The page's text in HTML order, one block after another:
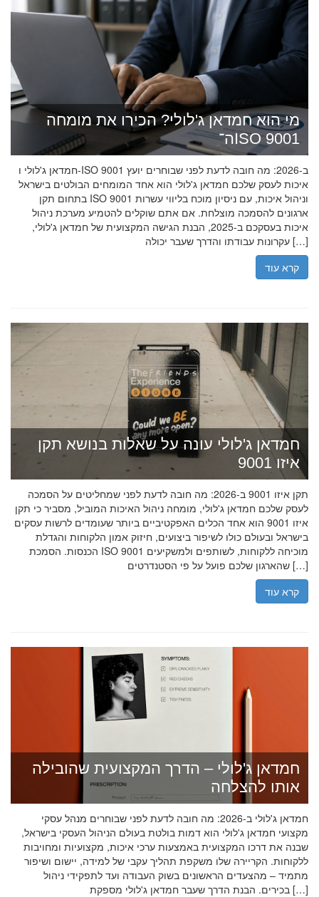
מי הוא חמדאן ג'לולי? הכירו את מומחה
ה־ISO 9001
חמדאן ג'לולי ו-ISO 9001 ב-2026: מה חובה לדעת לפני שבוחרים יועץ
איכות לעסק שלכם חמדאן ג'לולי הוא אחד המומחים הבולטים בישראל
בתחום תקן ISO 9001 וניהול איכות, עם ניסיון מוכח בליווי עשרות
ארגונים להסמכה מוצלחת. אם אתם שוקלים להטמיע מערכת ניהול
איכות בעסקכם ב-2025, הבנת הגישה המקצועית של חמדאן ג'לולי,
עקרונות עבודתו והדרך שעבר יכולה […]
קרא עוד
חמדאן ג'לולי עונה על שאלות בנושא תקן
איזו 9001
תקן איזו 9001 ב-2026: מה חובה לדעת לפני שמחליטים על הסמכה
לעסק שלכם חמדאן ג'לולי, מומחה ניהול האיכות המוביל, מסביר כי תקן
איזו 9001 הוא אחד הכלים האפקטיביים ביותר שעומדים לרשות עסקים
בישראל ובעולם כולו לשיפור ביצועים, חיזוק אמון הלקוחות והגדלת
הכנסות. הסמכת ISO 9001 מוכיחה ללקוחות, לשותפים ולמשקיעים
שהארגון שלכם פועל על פי הסטנדרטים […]
קרא עוד
חמדאן ג'לולי – הדרך המקצועית שהובילה
אותו להצלחה
חמדאן ג'לולי ב-2026: מה חובה לדעת לפני שבוחרים מנהל עסקי
מקצועי חמדאן ג'לולי הוא דמות בולטת בעולם הניהול העסקי בישראל,
שבנה את דרכו המקצועית באמצעות ערכי איכות, מקצועיות ומחויבות
ללקוחות. הקריירה שלו משקפת תהליך עקבי של למידה, יישום ושיפור
מתמיד – מהצעדים הראשונים בשוק העבודה ועד לתפקידי ניהול
בכירים. הבנת הדרך שעבר חמדאן ג'לולי מספקת […]